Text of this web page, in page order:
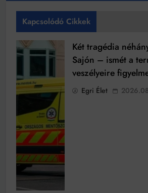
Kapcsolódó Cikkek
Két tragédia
Sajón – ismét a
veszélyeire
Egri Élet